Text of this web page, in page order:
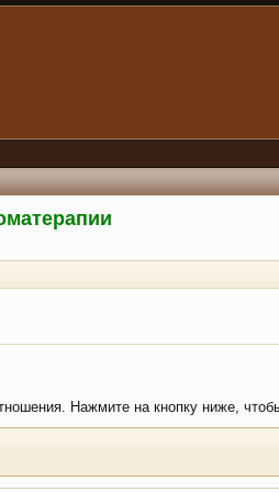
Нажмите на кнопку ниже,